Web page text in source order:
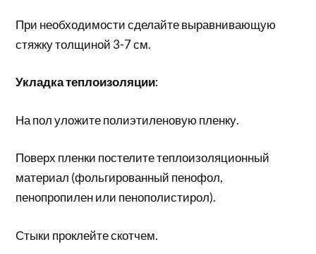
При необходимости сделайте выравнивающую
стяжку толщиной 3-7 см.
Укладка теплоизоляции:
На пол уложите полиэтиленовую пленку.
Поверх пленки постелите теплоизоляционный
материал (фольгированный пенофол,
пенопропилен или пенополистирол).
Стыки проклейте скотчем.